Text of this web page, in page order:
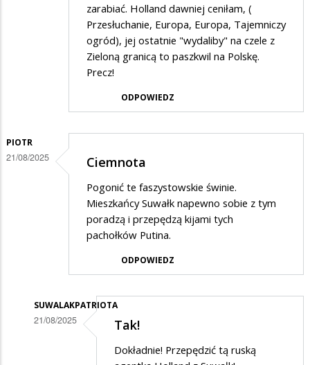
zarabiać. Holland dawniej ceniłam, (
Przesłuchanie, Europa, Europa, Tajemniczy
ogród), jej ostatnie "wydaliby" na czele z
Zieloną granicą to paszkwil na Polskę.
Precz!
ODPOWIEDZ
PIOTR
21/08/2025 Ciemnota
Pogonić te faszystowskie świnie.
Mieszkańcy Suwałk napewno sobie z tym
poradzą i przepędzą kijami tych
pachołków Putina.
ODPOWIEDZ
SUWALAKPATRIOTA
21/08/2025 Tak!
Dokładnie! Przepędzić tą ruską